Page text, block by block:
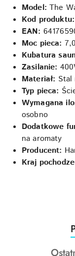
Model: The
Kod produktu:
EAN:
Moc pieca:
Kubatura
Zasilanie:
Materiał: Stal
Typ pieca:
Wymagana
osobno
Dodatkowe
na aromaty
Producent:
Kraj
Pomiń
o